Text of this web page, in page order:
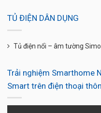
TỦ ĐIỆN DÂN DỤNG
Tủ điện nổi – âm tường
Trải nghiệm Smarthome
Smart trên điện thoại